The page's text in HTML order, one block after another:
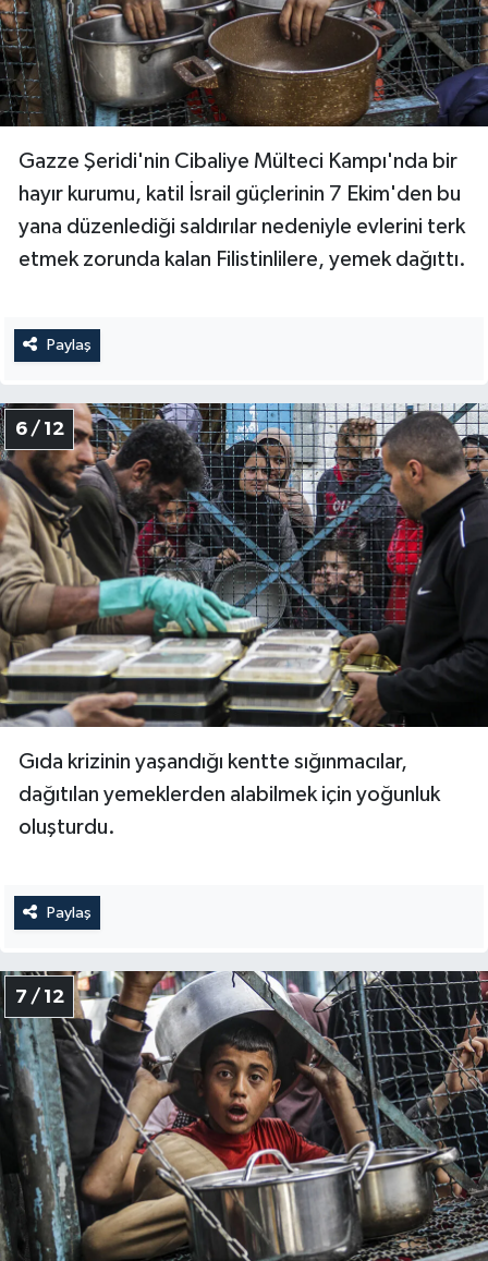
Gazze Şeridi'nin Cibaliye Mülteci Kampı'nda bir
hayır kurumu, katil İsrail güçlerinin 7 Ekim'den bu
yana düzenlediği saldırılar nedeniyle evlerini terk
etmek zorunda kalan Filistinlilere, yemek dağıttı.
Paylaş
6 / 12
Gıda krizinin yaşandığı kentte sığınmacılar,
dağıtılan yemeklerden alabilmek için yoğunluk
oluşturdu.
Paylaş
7 / 12
Niğde Müftülüğü
Ordu Müftülüğü
Osmaniye Müftülüğü
Rize Müftülüğü
Samsun Müftülüğü
Sinop Müftülüğü
Sivas Müftülüğü
Şanlıurfa Müftülüğü
Şırnak Müftülüğü
Tekirdağ Müftülüğü
Tokat Müftülüğü
Trabzon Müftülüğü
Tunceli Müftülüğü
Yalova Müftülüğü
Yozgat Müftülüğü
Zonguldak Müftülüğü